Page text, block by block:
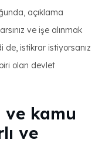
açıklama
ve işe alınmak
de, istikrar istiyorsanız
olan devlet
kamu
ve